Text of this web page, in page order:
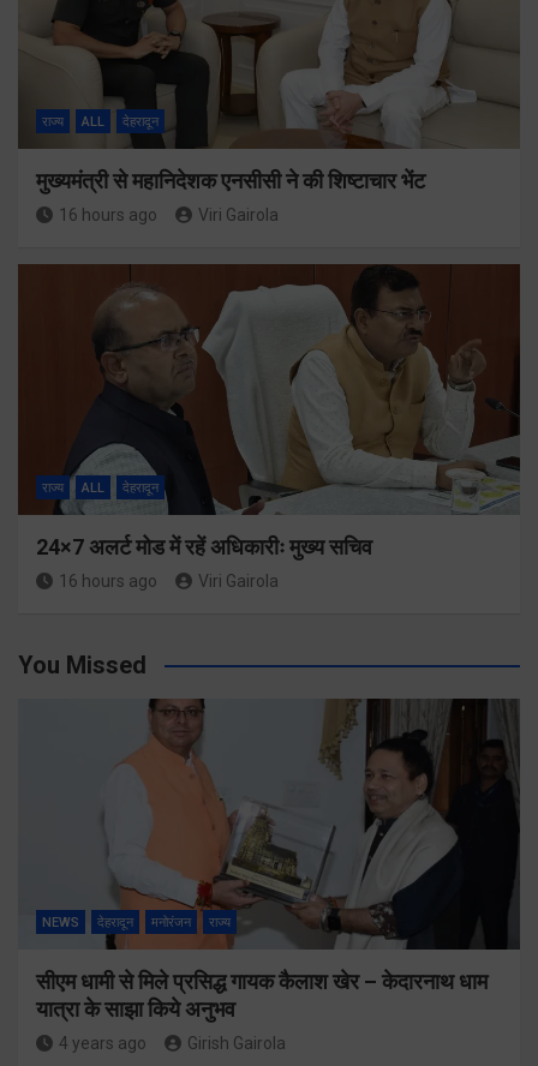
राज्य ALL देहरादून
मुख्यमंत्री से महानिदेशक एनसीसी ने की शिष्टाचार भेंट
16 hours ago Viri Gairola
राज्य ALL देहरादून
24×7 अलर्ट मोड में रहें अधिकारीः मुख्य सचिव
16 hours ago Viri Gairola
You Missed
NEWS देहरादून मनोरंजन राज्य
सीएम धामी से मिले प्रसिद्ध गायक कैलाश खेर – केदारनाथ धाम
यात्रा के साझा किये अनुभव
4 years ago Girish Gairola